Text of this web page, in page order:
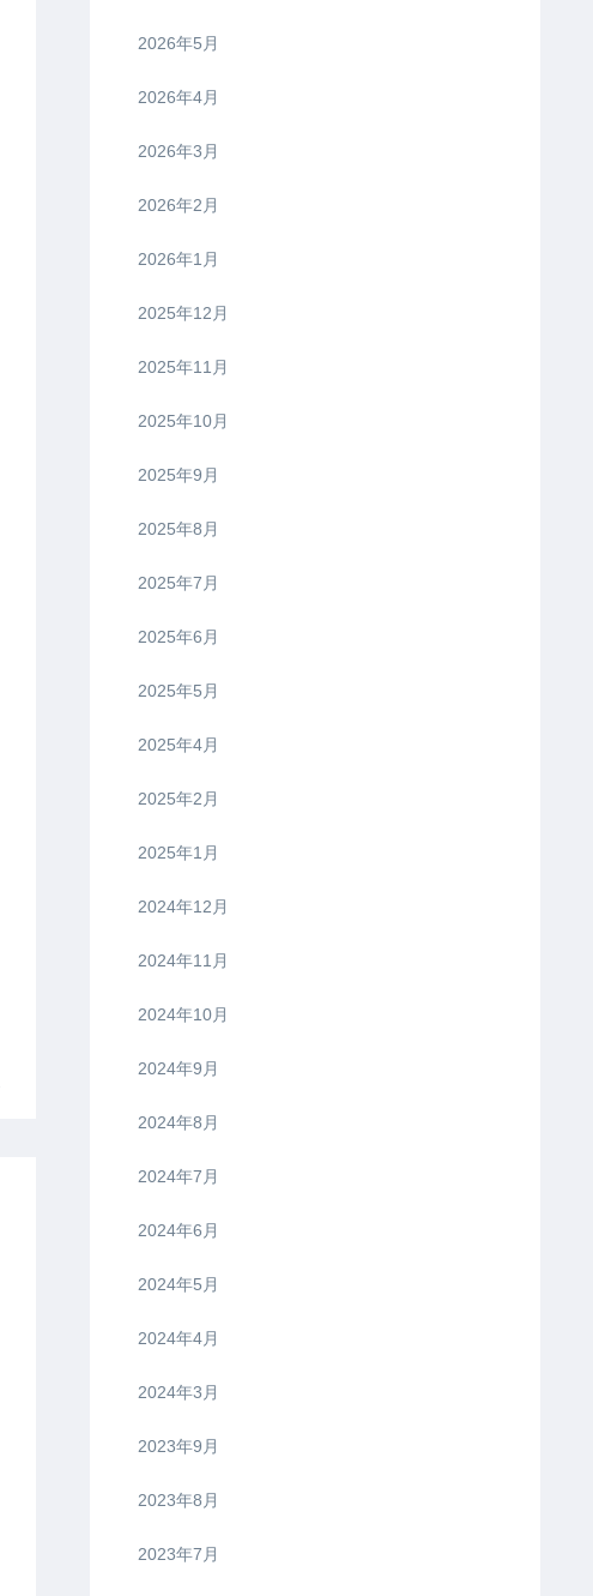
2026年5月
2026年4月
2026年3月
2026年2月
2026年1月
2025年12月
2025年11月
2025年10月
2025年9月
2025年8月
2025年7月
2025年6月
2025年5月
2025年4月
2025年2月
2025年1月
2024年12月
2024年11月
2024年10月
2024年9月
2024年8月
2024年7月
2024年6月
2024年5月
2024年4月
2024年3月
2023年9月
2023年8月
2023年7月